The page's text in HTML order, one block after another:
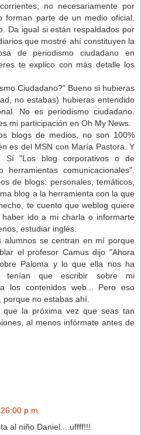
no necesariamente por
forman parte de un medio oficial.
Da igual si están respaldados por
que mostré ahí constituyen la
de periodismo ciudadano en
te explico con más detalle los
Ciudadano?" Bueno si hubieras
no estabas) hubieras entendido
No es periodismo ciudadano.
mi participación en Oh My News.
blogs de medios, no son 100%
es del MSN con María Pastora. Y
Sí "Los blog corporativos o de
comunicacionales".
de blogs: personales, temáticos,
blog a la herramienta con la que
te cuento que weblog quiere
ido a mi charla o informarte
estudiar inglés.
alumnos se centran en mí porque
el profesor Camus dijo "Ahora
Paloma y lo que ella nos ha
tenían que escribir sobre mi
los contenidos web... Pero eso
no estabas ahí.
que la próxima vez que seas tan
al menos infórmate antes de
p.m.
al niño Daniel....uffff!!!